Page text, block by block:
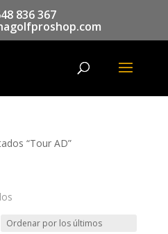
836 367
“Tour AD”